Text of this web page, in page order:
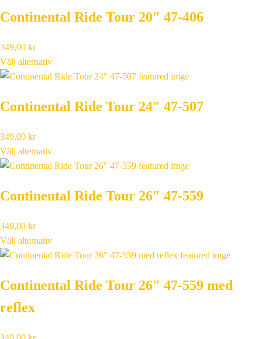
Continental Ride Tour 20″ 47-406
349,00 kr
Välj alternativ
Continental Ride Tour 24″ 47-507
349,00 kr
Välj alternativ
Continental Ride Tour 26″ 47-559
349,00 kr
Välj alternativ
Continental Ride Tour 26″ 47-559 med
reflex